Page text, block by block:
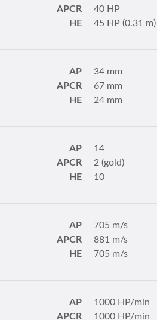
APCR
40 HP
HE
45 HP (0.31 m)
AP
34 mm
APCR
67 mm
HE
24 mm
AP
14
APCR
2 (gold)
HE
10
AP
705 m/s
APCR
881 m/s
HE
705 m/s
AP
1000 HP/min
APCR
1000 HP/min